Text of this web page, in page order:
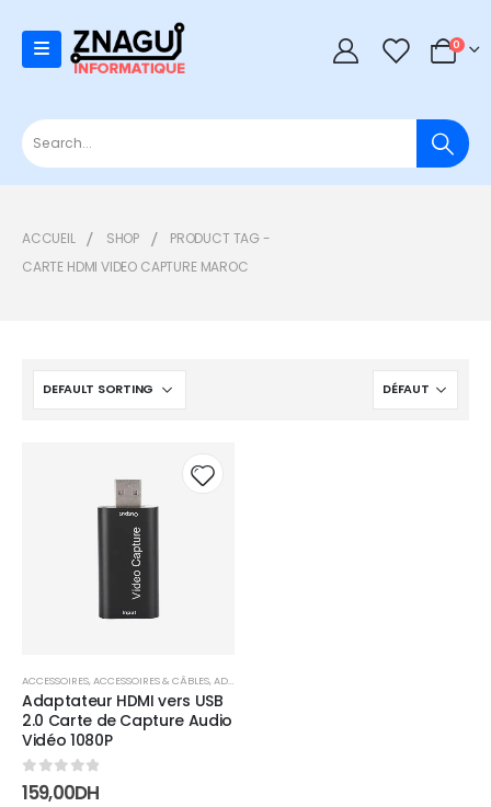
0 0
ACCUEIL SHOP
PRODUCT TAG -
CARTE HDMI VIDEO CAPTURE MAROC
ACCESSOIRES, ACCESSOIRES & CÂBLES, ADAPTATEURS
Adaptateur HDMI vers USB
2.0 Carte de Capture Audio
Vidéo 1080P
0sur 5
159,00DH